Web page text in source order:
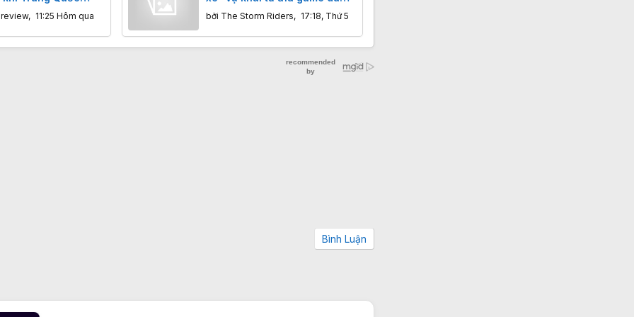
IPO của Unitree
, 11:25 Hôm qua
cộng đồng dọa tẩy chay
bởi The Storm Riders, 17:18, Thứ 5
Bình Luận